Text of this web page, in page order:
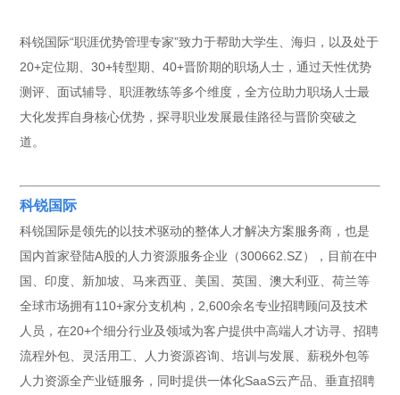
科锐国际“职涯优势管理专家”致力于帮助大学生、海归，以及处于
20+定位期、30+转型期、40+晋阶期的职场人士，通过天性优势
测评、面试辅导、职涯教练等多个维度，全方位助力职场人士最
大化发挥自身核心优势，探寻职业发展最佳路径与晋阶突破之
道。
科锐国际
科锐国际是领先的以技术驱动的整体人才解决方案服务商，也是
国内首家登陆A股的人力资源服务企业（300662.SZ），目前在中
国、印度、新加坡、马来西亚、美国、英国、澳大利亚、荷兰等
全球市场拥有110+家分支机构，2,600余名专业招聘顾问及技术
人员，在20+个细分行业及领域为客户提供中高端人才访寻、招聘
流程外包、灵活用工、人力资源咨询、培训与发展、薪税外包等
人力资源全产业链服务，同时提供一体化SaaS云产品、垂直招聘